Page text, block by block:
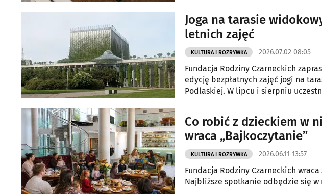
Joga na tarasie
letnich zajęć
KULTURA I ROZRYWKA 2026.07.02 08:05
Fundacja Rodziny Czarneckich
edycję bezpłatnych zajęć jogi na
Podlaskiej. W lipcu i sierpniu
Co robić z dzieckiem w
wraca „Bajkoczytanie”
KULTURA I ROZRYWKA 2026.06.11 13:57
Fundacja Rodziny Czarneckich
Najbliższe spotkanie odbędzie się w